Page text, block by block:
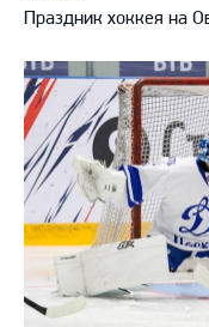
Праздник хоккея на